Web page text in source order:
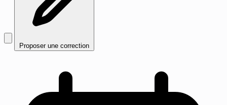
Proposer une correction